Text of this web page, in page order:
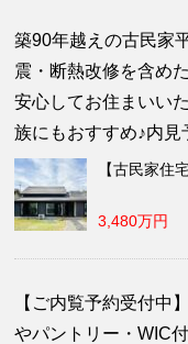
築90年越えの古民家
震・断熱改修を含め
安心してお住まいい
族にもおすすめ♪内見
【古民家住
3,480万円
【ご内覧予約受付
やパントリー・WIC